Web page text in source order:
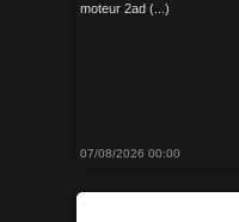
moteur 2ad (...)
07/08/2026 00:00